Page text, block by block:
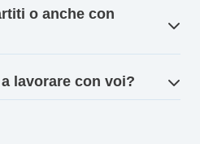
o anche con
lavorare con voi?